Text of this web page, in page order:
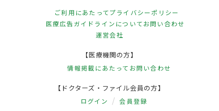
ご利用にあたってプライバシーポリシー
医療広告ガイドラインについてお問い合わせ
運営会社
【医療機関の方】
情報掲載にあたって お問い合わせ
【ドクターズ・ファイル会員の方】
ログイン 会員登録